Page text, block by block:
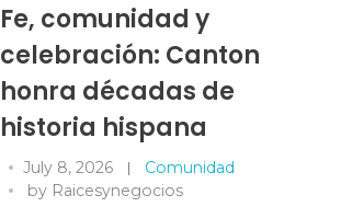
Fe, comunidad y
celebración: Canton
honra décadas de
historia hispana
July 8, 2026
Comunidad
by Raicesynegocios